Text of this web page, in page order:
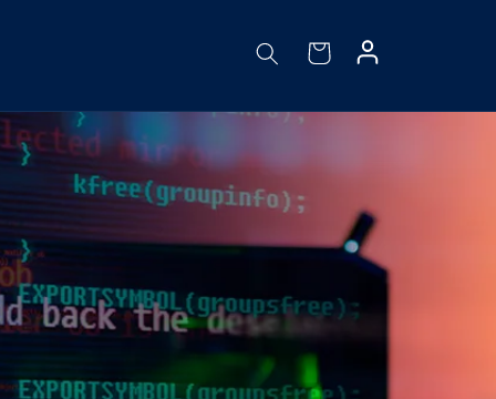
Carrinho
Fazer
login